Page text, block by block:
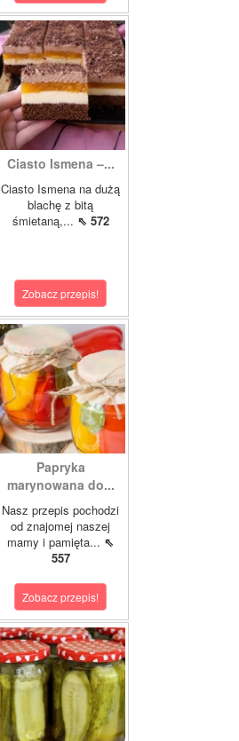
Ciasto Ismena –...
Ciasto Ismena na dużą
blachę z bitą
śmietaną,... ⇖ 572
Zobacz przepis!
Papryka
marynowana do...
Nasz przepis pochodzi
od znajomej naszej
mamy i pamięta... ⇖
557
Zobacz przepis!